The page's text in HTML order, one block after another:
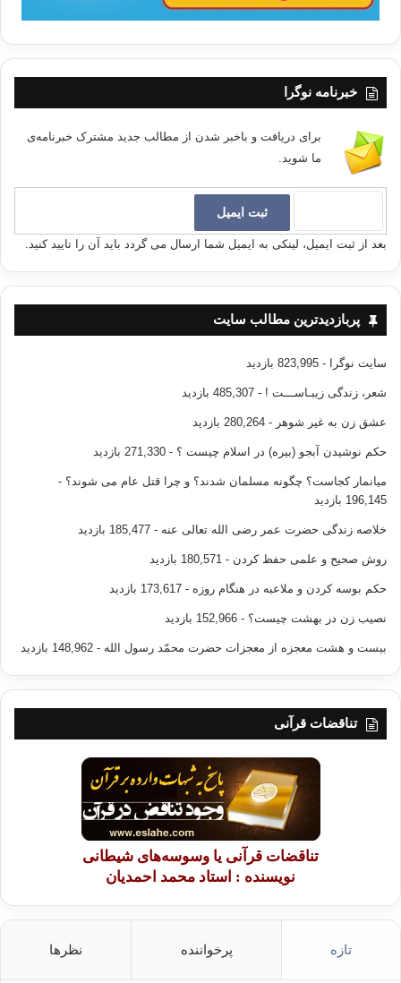
کپی آدرس
خبرنامه نوگرا
برای دریافت و باخبر شدن از مطالب جدید مشترک خبرنامه‌ی
ما شوید.
بعد از ثبت ایمیل، لینکی به ایمیل شما ارسال می گردد باید آن را تایید کنید.
پربازدیدترین مطالب سایت
سایت نوگرا - 823,995 بازدید
شعر، زندگی زیبـاســـت ! - 485,307 بازدید
عشق زن به غیر شوهر - 280,264 بازدید
حکم نوشیدن آبجو (بیره) در اسلام چیست ؟ - 271,330 بازدید
میانمار کجاست؟ چگونه مسلمان شدند؟ و چرا قتل عام می شوند؟ -
196,145 بازدید
خلاصه زندگی حضرت عمر رضی الله تعالی عنه - 185,477 بازدید
روش صحیح و علمی حفظ کردن - 180,571 بازدید
حکم بوسه کردن و ملاعبه در هنگام روزه - 173,617 بازدید
نصیب زن در بهشت چیست؟ - 152,966 بازدید
بیست و هشت معجزه از معجزات حضرت محمّد رسول الله - 148,962 بازدید
تناقضات قرآنی
تناقضات قرآنی یا وسوسه‌های شیطانی
نویسنده : استاد محمد احمدیان
تازه پرخواننده نظرها